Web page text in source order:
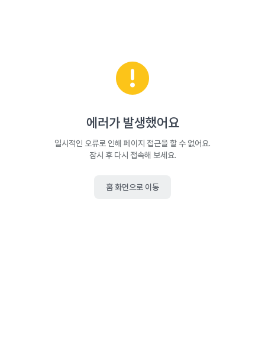
에러가 발생했어요
일시적인 오류로 인해 페이지 접근을 할 수 없어요.
잠시 후 다시 접속해 보세요.
홈 화면으로 이동